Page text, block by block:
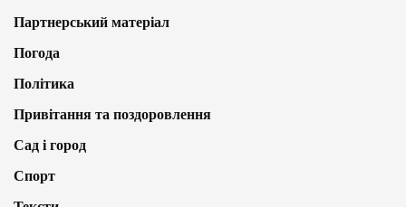
Партнерський матеріал
Погода
Політика
Привітання та поздоровлення
Сад і город
Спорт